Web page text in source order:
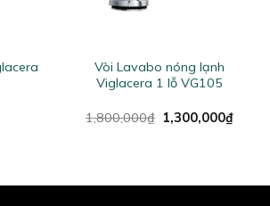
Vòi Lavabo nóng lạnh
Viglacera 1 lỗ VG105
1,800,000₫ Original
price
1,300,000₫Current